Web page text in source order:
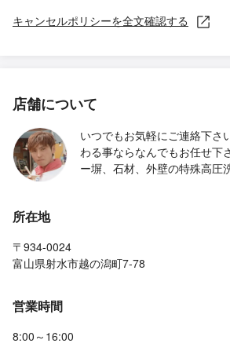
キャンセルポリシーを全文確認する
店舗について
いつでもお気軽にご連絡下さ
わる事ならなんでもお任せ下
ー塀、石材、外壁の特殊高圧
所在地
〒934-0024
富山県射水市越の潟町7-78
営業時間
8:00～16:00